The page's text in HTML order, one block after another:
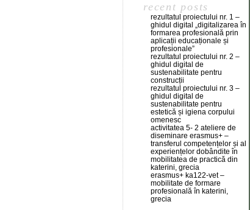
recent posts
rezultatul proiectului nr. 1 –
ghidul digital „digitalizarea în
formarea profesională prin
aplicații educaționale și
profesionale”
rezultatul proiectului nr. 2 –
ghidul digital de
sustenabilitate pentru
construcții
rezultatul proiectului nr. 3 –
ghidul digital de
sustenabilitate pentru
estetică și igiena corpului
omenesc
activitatea 5- 2 ateliere de
diseminare erasmus+ –
transferul competențelor și al
experiențelor dobândite în
mobilitatea de practică din
katerini, grecia
erasmus+ ka122-vet –
mobilitate de formare
profesională în katerini,
grecia